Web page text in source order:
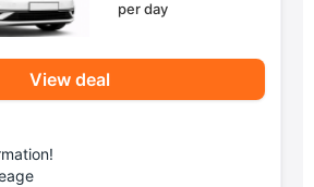
per day
View deal